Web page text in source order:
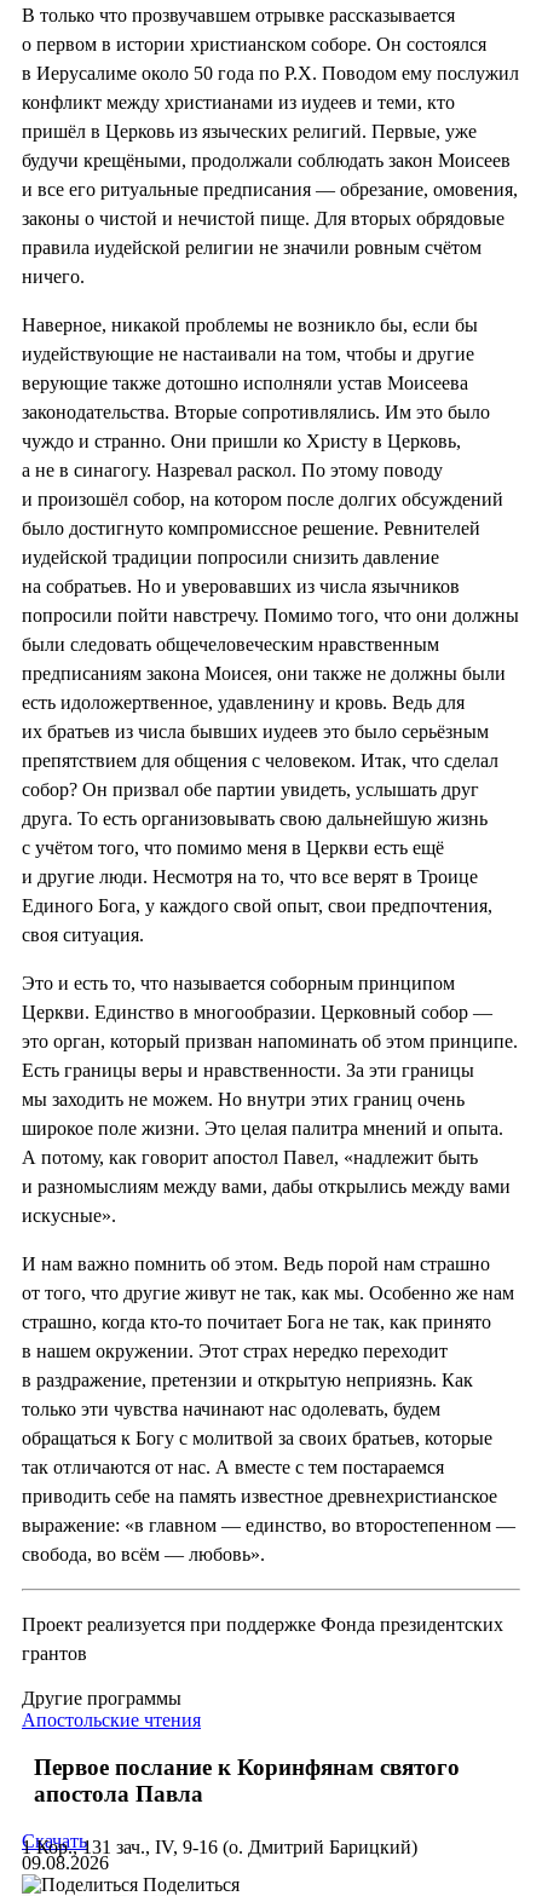
В только что прозвучавшем отрывке рассказывается
о первом в истории христианском соборе. Он состоялся
в Иерусалиме около 50 года по Р.Х. Поводом ему послужил
конфликт между христианами из иудеев и теми, кто
пришёл в Церковь из языческих религий. Первые, уже
будучи крещёными, продолжали соблюдать закон Моисеев
и все его ритуальные предписания — обрезание, омовения,
законы о чистой и нечистой пище. Для вторых обрядовые
правила иудейской религии не значили ровным счётом
ничего.
Наверное, никакой проблемы не возникло бы, если бы
иудействующие не настаивали на том, чтобы и другие
верующие также дотошно исполняли устав Моисеева
законодательства. Вторые сопротивлялись. Им это было
чуждо и странно. Они пришли ко Христу в Церковь,
а не в синагогу. Назревал раскол. По этому поводу
и произошёл собор, на котором после долгих обсуждений
было достигнуто компромиссное решение. Ревнителей
иудейской традиции попросили снизить давление
на собратьев. Но и уверовавших из числа язычников
попросили пойти навстречу. Помимо того, что они должны
были следовать общечеловеческим нравственным
предписаниям закона Моисея, они также не должны были
есть идоложертвенное, удавленину и кровь. Ведь для
их братьев из числа бывших иудеев это было серьёзным
препятствием для общения с человеком. Итак, что сделал
собор? Он призвал обе партии увидеть, услышать друг
друга. То есть организовывать свою дальнейшую жизнь
с учётом того, что помимо меня в Церкви есть ещё
и другие люди. Несмотря на то, что все верят в Троице
Единого Бога, у каждого свой опыт, свои предпочтения,
своя ситуация.
Это и есть то, что называется соборным принципом
Церкви. Единство в многообразии. Церковный собор —
это орган, который призван напоминать об этом принципе.
Есть границы веры и нравственности. За эти границы
мы заходить не можем. Но внутри этих границ очень
широкое поле жизни. Это целая палитра мнений и опыта.
А потому, как говорит апостол Павел, «надлежит быть
и разномыслиям между вами, дабы открылись между вами
искусные».
И нам важно помнить об этом. Ведь порой нам страшно
от того, что другие живут не так, как мы. Особенно же нам
страшно, когда кто-то почитает Бога не так, как принято
в нашем окружении. Этот страх нередко переходит
в раздражение, претензии и открытую неприязнь. Как
только эти чувства начинают нас одолевать, будем
обращаться к Богу с молитвой за своих братьев, которые
так отличаются от нас. А вместе с тем постараемся
приводить себе на память известное древнехристианское
выражение: «в главном — единство, во второстепенном —
свобода, во всём — любовь».
Проект реализуется при поддержке Фонда президентских
грантов
Другие программы
Апостольские чтения
Первое послание к Коринфянам святого
апостола Павла
1 Кор., 131 зач., IV, 9-16 (о. Дмитрий Барицкий)
Скачать
09.08.2026
Поделиться